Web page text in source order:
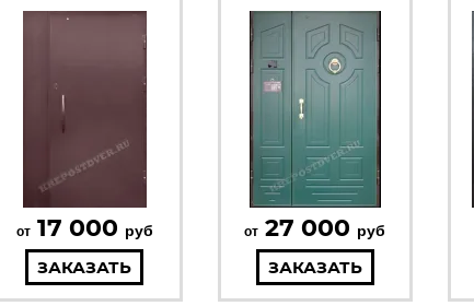
от 17 000 руб
ЗАКАЗАТЬ
от 27 000 руб
ЗАКАЗАТЬ